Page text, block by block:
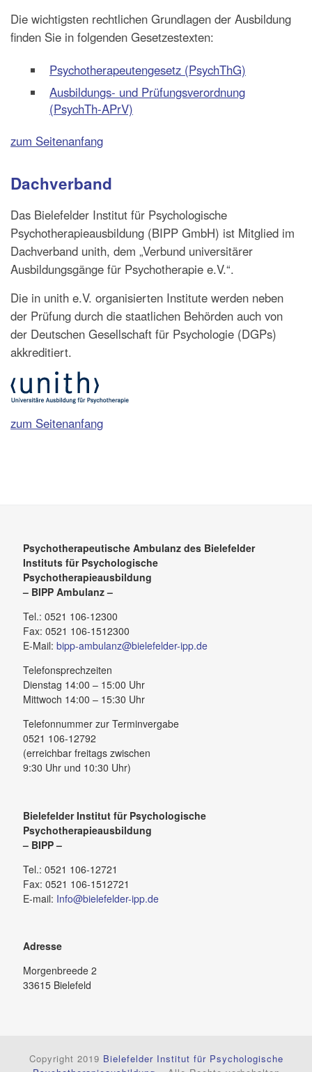
Die wichtigsten rechtlichen Grundlagen der Ausbildung
finden Sie in folgenden Gesetzestexten:
Psychotherapeutengesetz (PsychThG)
Ausbildungs- und Prüfungsverordnung
(PsychTh-APrV)
zum Seitenanfang
Dachverband
Das Bielefelder Institut für Psychologische
Psychotherapieausbildung (BIPP GmbH) ist Mitglied im
Dachverband unith, dem „Verbund universitärer
Ausbildungsgänge für Psychotherapie e.V.“.
Die in unith e.V. organisierten Institute werden neben
der Prüfung durch die staatlichen Behörden auch von
der Deutschen Gesellschaft für Psychologie (DGPs)
akkreditiert.
zum Seitenanfang
Psychotherapeutische Ambulanz des Bielefelder
Instituts für Psychologische
Psychotherapieausbildung
– BIPP Ambulanz –
Tel.: 0521 106-12300
Fax: 0521 106-1512300
E-Mail: bipp-ambulanz@bielefelder-ipp.de
Telefonsprechzeiten
Dienstag 14:00 – 15:00 Uhr
Mittwoch 14:00 – 15:30 Uhr
Telefonnummer zur Terminvergabe
0521 106-12792
(erreichbar freitags zwischen
9:30 Uhr und 10:30 Uhr)
Bielefelder Institut für Psychologische
Psychotherapieausbildung
– BIPP –
Tel.: 0521 106-12721
Fax: 0521 106-1512721
E-mail: Info@bielefelder-ipp.de
Adresse
Morgenbreede 2
33615 Bielefeld
Copyright 2019 Bielefelder Institut für Psychologische